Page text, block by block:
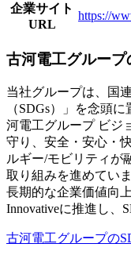
企業サイト
URL
https://
古河電工グループ
当社グループは、国
（SDGs）」を念頭
河電工グループ ビジ
守り、安全・安心・
ルギー/モビリティが
取り組みを進めてい
長期的な企業価値向
Innovativeに推進し、
古河電工グループの